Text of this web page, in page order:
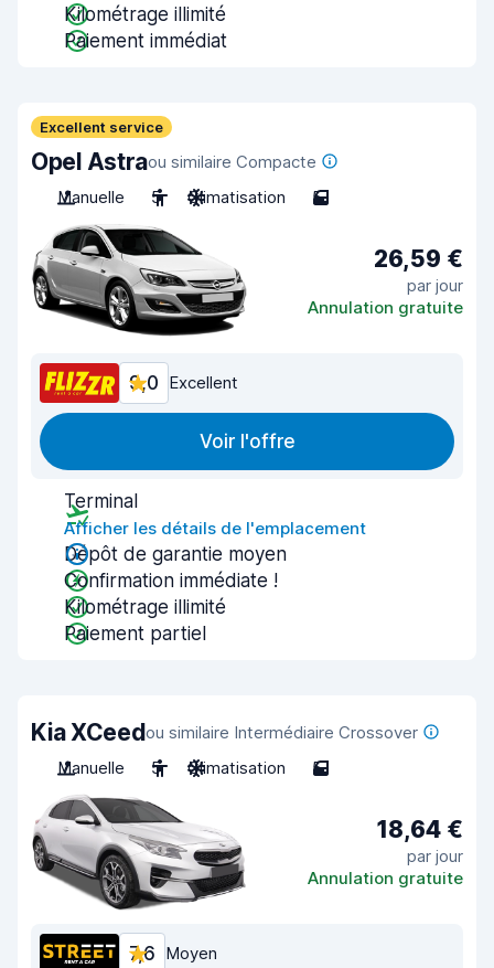
Kilométrage illimité
Paiement immédiat
Excellent service
Opel Astraou similaire Compacte
Manuelle
5 Climatisation 5
26,59 €
par jour
Annulation gratuite
9,0 Excellent
Voir l'offre
Terminal
Afficher les détails de l'emplacement
Dépôt de garantie moyen
Confirmation immédiate !
Kilométrage illimité
Paiement partiel
Kia XCeedou similaire Intermédiaire Crossover
Manuelle
5 Climatisation 5
18,64 €
par jour
Annulation gratuite
7,6 Moyen